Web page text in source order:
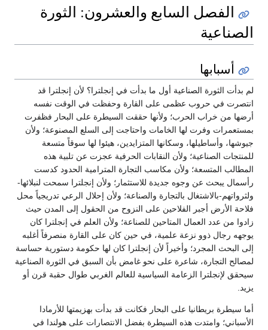
الفصل السابع والعشرون: الثورة
الصناعية
أسبابها
لم بدأت الثورة الصناعية أول ما بدأت في إنجلترا؟ لأن إنجلترا قد
انتصرت في حروب عظمى على القارة وحفظت في الوقت نفسه
أرضها من خراب الحرب؛ ولأنها حققت السيطرة على البحار فظفرت
بمستعمرات وفرت لها الخامات واحتاجت إلى السلع المصنوعة؛ ولأن
جيوشها، وأساطيلها، وسكانها المتزايدين، هيئوا لها سوقاً متسعة
للمنتجات الصناعية؛ ولأن النقابات الحرفية عجزت عن تلبية هذه
المطالب المتسعة؛ ولأن مكاسب التجارة المترامية الحدود كدست
رأسمال يبحث عن وجوه جديدة للاستثمار؛ ولأن إنجلترا سمحت لنبلائها-
ولثرواتهم-بالاشتغال بالتجارة والصناعة؛ ولأن إحلال الرعي تدريجياً محل
فلاحة الأرض أجبر الفلاحين على النزوح من الحقول إلى المدن حيث
زادوا من عدد العمال المتاحين للصناعة؛ ولأن العلم في إنجلترا كان
يوجهه رجال ذوو نزعة علمية، في حين كان على القارة منصرفاً أغلبه
إلى البحث المجرد؛ وأخيراً لأن إنجلترا كان لها حكومة دستورية حساسة
لمصالح التجارة، شاعرة على نحو غامض بأن السبق في الثورة الصناعية
سيحقق لإنجلترا الزعامة السياسية للعالم الغربي طوال حقبة قرن أو
يزيد.
أما سيطرة بريطانيا على البحار فكانت قد بدأت بهزيمتها للأرمادا
الأسباني؛ وامتدت هذه السيطرة بفضل الانتصارات على هولندا في